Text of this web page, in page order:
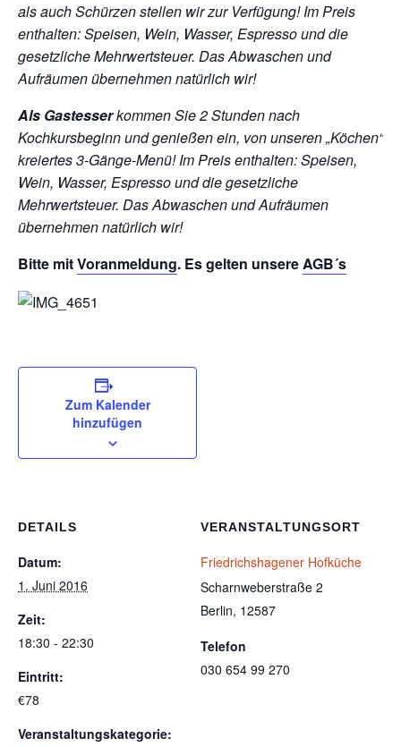
als auch Schürzen stellen wir zur Verfügung!Im Preis
enthalten: Speisen, Wein, Wasser, Espresso und die
gesetzliche Mehrwertsteuer. Das Abwaschen und
Aufräumen übernehmen natürlich wir!
Als Gastesserkommen Sie 2 Stunden nach
Kochkursbeginn und genießen ein, von unseren „Köchen“
kreiertes 3-Gänge-Menü!Im Preis enthalten: Speisen,
Wein, Wasser, Espresso und die gesetzliche
Mehrwertsteuer. Das Abwaschen und Aufräumen
übernehmen natürlich wir!
Bitte mitVoranmeldung. Es gelten unsereAGB´s
Zum Kalender
hinzufügen
DETAILS
Datum:
1. Juni 2016
Zeit:
18:30 - 22:30
Eintritt:
€78
Veranstaltungskategorie:
VERANSTALTUNGSORT
Friedrichshagener Hofküche
Scharnweberstraße 2
Berlin, 12587
Telefon
030 654 99 270